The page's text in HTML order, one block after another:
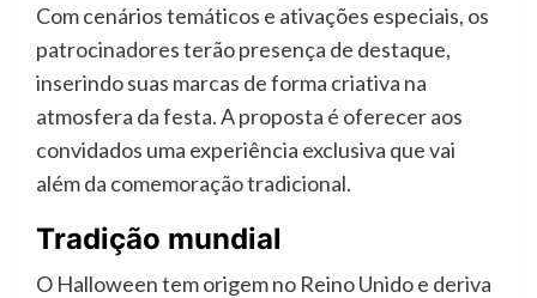
Com cenários temáticos e ativações especiais, os
patrocinadores terão presença de destaque,
inserindo suas marcas de forma criativa na
atmosfera da festa. A proposta é oferecer aos
convidados uma experiência exclusiva que vai
além da comemoração tradicional.
Tradição mundial
O Halloween tem origem no Reino Unido e deriva